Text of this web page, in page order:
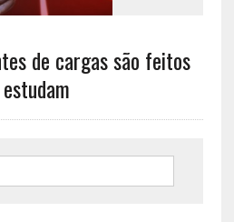
de cargas são feitos